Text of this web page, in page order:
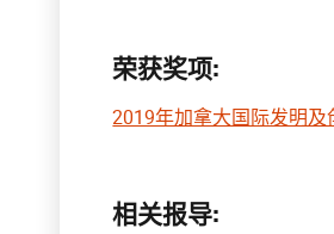
荣获奖项:
2019年加拿大国际发明及
相关报导: